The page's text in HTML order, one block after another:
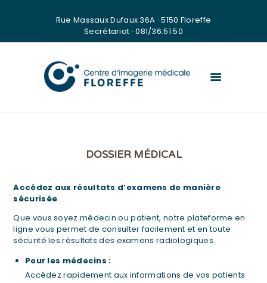
Rue Massaux Dufaux 36A · 5150 Floreffe
Secrétariat · 081/36.51.50
C
A
DOSSIER MÉDICAL
Accédez aux résultats d’examens de manière
sécurisée
Que vous soyez médecin ou patient, notre plateforme en
ligne vous permet de consulter facilement et en toute
sécurité les résultats des examens radiologiques.
Pour les médecins :
Accédez rapidement aux informations de vos patients